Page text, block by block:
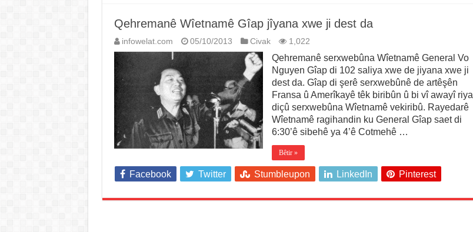
Qehremanê Wîetnamê Gîap jîyana xwe ji dest da
infowelat.com 05/10/2013 Civak 1,022
Qehremanê serxwebûna Wîetnamê General Vo
Nguyen Gîap di 102 saliya xwe de jiyana xwe ji
dest da. Gîap di şerê serxwebûnê de artêşên
Fransa û Amerîkayê têk biribûn û bi vî awayî riya
diçû serxwebûna Wîetnamê vekiribû. Rayedarê
Wîetnamê ragihandin ku General Gîap saet di
6:30’ê sibehê ya 4’ê Cotmehê …
Bêtir »
Facebook Twitter Stumbleupon LinkedIn Pinterest